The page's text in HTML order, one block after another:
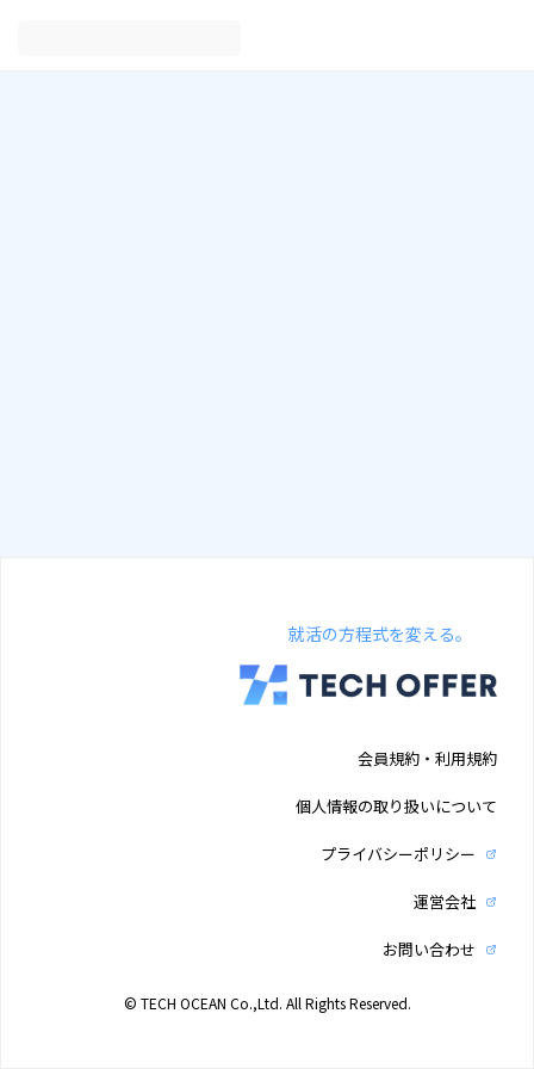
就活の方程式を変える。
会員規約・利用規約
個人情報の取り扱いについて
プライバシーポリシー
運営会社
お問い合わせ
© TECH OCEAN Co.,Ltd. All Rights Reserved.